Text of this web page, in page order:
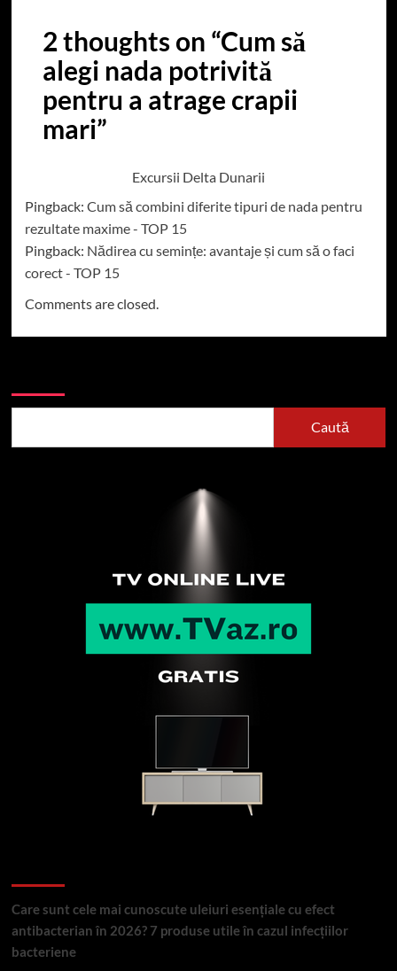
2 thoughts on “Cum să
alegi nada potrivită
pentru a atrage crapii
mari”
Excursii Delta Dunarii
Pingback: Cum să combini diferite tipuri de nada pentru
rezultate maxime - TOP 15
Pingback: Nădirea cu semințe: avantaje și cum să o faci
corect - TOP 15
Comments are closed.
Caută
Care sunt cele mai cunoscute uleiuri esențiale cu efect
antibacterian în 2026? 7 produse utile în cazul infecțiilor
bacteriene